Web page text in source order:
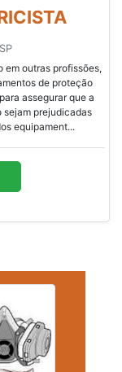
em outras profissões,
de proteção
assegurar que a
sejam prejudicadas
equipament...